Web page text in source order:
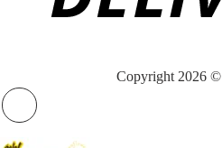
Copyright 2026 ©